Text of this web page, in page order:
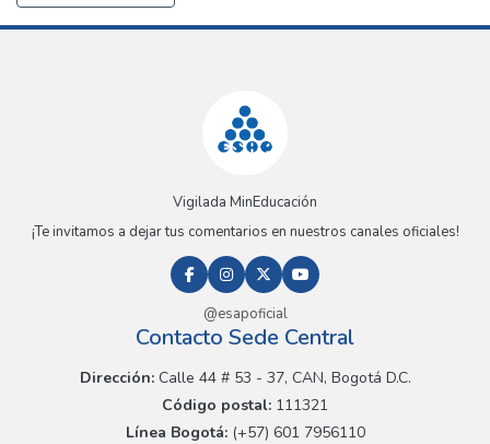
Vigilada MinEducación
¡Te invitamos a dejar tus comentarios en nuestros canales oficiales!
@esapoficial
Contacto Sede Central
Dirección:Calle 44 # 53 - 37, CAN, Bogotá D.C.
Código postal: 111321
Línea Bogotá:(+57) 601 7956110